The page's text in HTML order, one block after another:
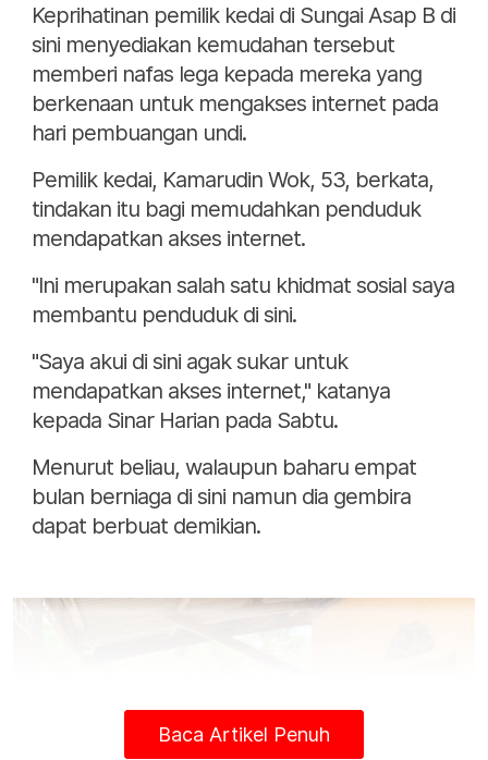
Keprihatinan pemilik kedai di Sungai Asap B di
sini menyediakan kemudahan tersebut
memberi nafas lega kepada mereka yang
berkenaan untuk mengakses internet pada
hari pembuangan undi.
Pemilik kedai, Kamarudin Wok, 53, berkata,
tindakan itu bagi memudahkan penduduk
mendapatkan akses internet.
"Ini merupakan salah satu khidmat sosial saya
membantu penduduk di sini.
"Saya akui di sini agak sukar untuk
mendapatkan akses internet," katanya
kepada Sinar Harian pada Sabtu.
Menurut beliau, walaupun baharu empat
bulan berniaga di sini namun dia gembira
dapat berbuat demikian.
Baca Artikel Penuh